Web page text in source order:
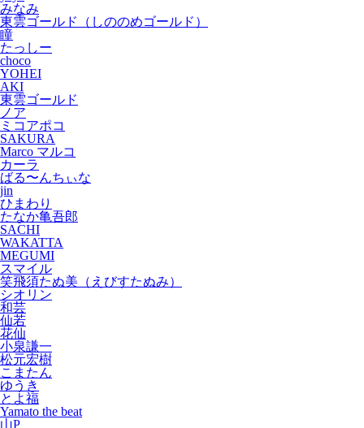
みなみ
東雲ゴールド（しののめゴールド）
瞳
たっしー
choco
YOHEI
AKI
東雲ゴールド
ノア
ミコアポコ
SAKURA
Marco マルコ
カーラ
ばる〜んちぃな
jin
ひまわり
たなか亀吾郎
SACHI
WAKATTA
MEGUMI
スマイル
笑飛須たぬ美（えびすたぬみ）
シオリン
和芸
仙若
花仙
小泉謙一
松元宏樹
こまたん
ゆうき
とよ福
Yamato the beat
山P